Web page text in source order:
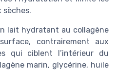
sèches.
lait hydratant au collagène
contrairement aux
qui ciblent l’intérieur du
marin, glycérine, huile